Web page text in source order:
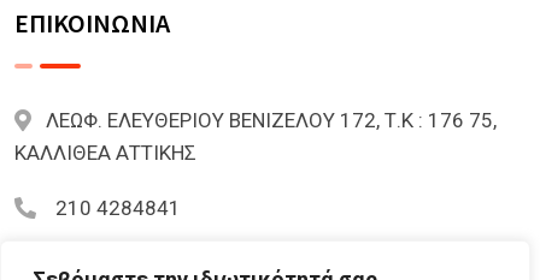
ΕΠΙΚΟΙΝΩΝΙΑ
ΛΕΩΦ. ΕΛΕΥΘΕΡΙΟΥ ΒΕΝΙΖΕΛΟΥ 172, Τ.Κ : 176 75,
ΚΑΛΛΙΘΕΑ ΑΤΤΙΚΗΣ
210 4284841
mariazoi.powernumbers@gmail.com